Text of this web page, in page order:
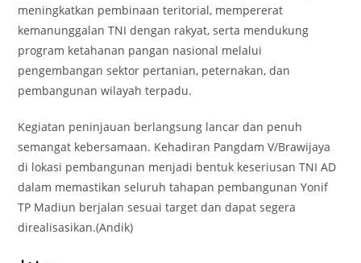
meningkatkan pembinaan teritorial, mempererat
kemanunggalan TNI dengan rakyat, serta mendukung
program ketahanan pangan nasional melalui
pengembangan sektor pertanian, peternakan, dan
pembangunan wilayah terpadu.
Kegiatan peninjauan berlangsung lancar dan penuh
semangat kebersamaan. Kehadiran Pangdam V/Brawijaya
di lokasi pembangunan menjadi bentuk keseriusan TNI AD
dalam memastikan seluruh tahapan pembangunan Yonif
TP Madiun berjalan sesuai target dan dapat segera
direalisasikan.(Andik)